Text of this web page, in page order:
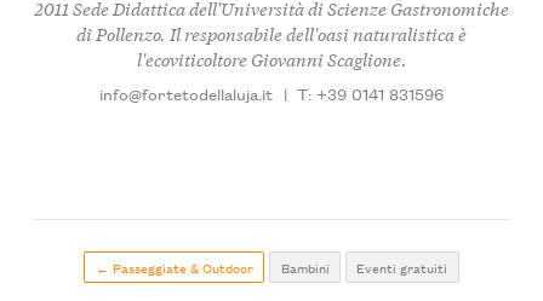
2011 Sede Didattica dell'Università di Scienze Gastronomiche
di Pollenzo. Il responsabile dell'oasi naturalistica è
l'ecoviticoltore Giovanni Scaglione.
info@fortetodellaluja.it | T: +39 0141 831596
← Passeggiate & Outdoor Bambini Eventi gratuiti